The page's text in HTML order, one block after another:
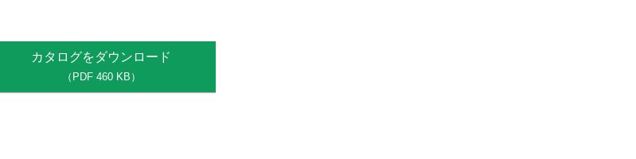
カタログをダウンロード
（PDF 460 KB）